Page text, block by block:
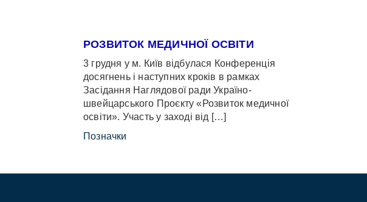
РОЗВИТОК МЕДИЧНОЇ ОСВІТИ
3 грудня у м. Київ відбулася Конференція
досягнень і наступних кроків в рамках
Засідання Наглядової ради Україно-
швейцарського Проєкту «Розвиток медичної
освіти». Участь у заході від […]
Позначки